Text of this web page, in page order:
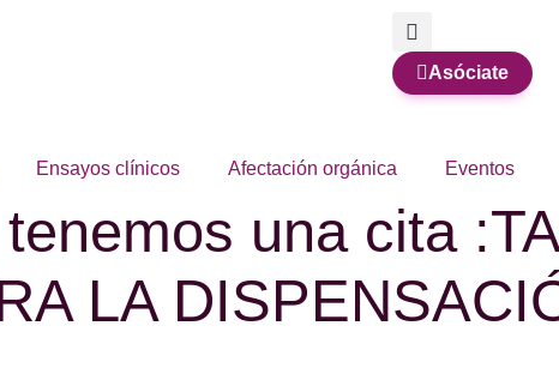
Asóciate
Ensayos clínicos Afectación orgánica Eventos
una cita
LA